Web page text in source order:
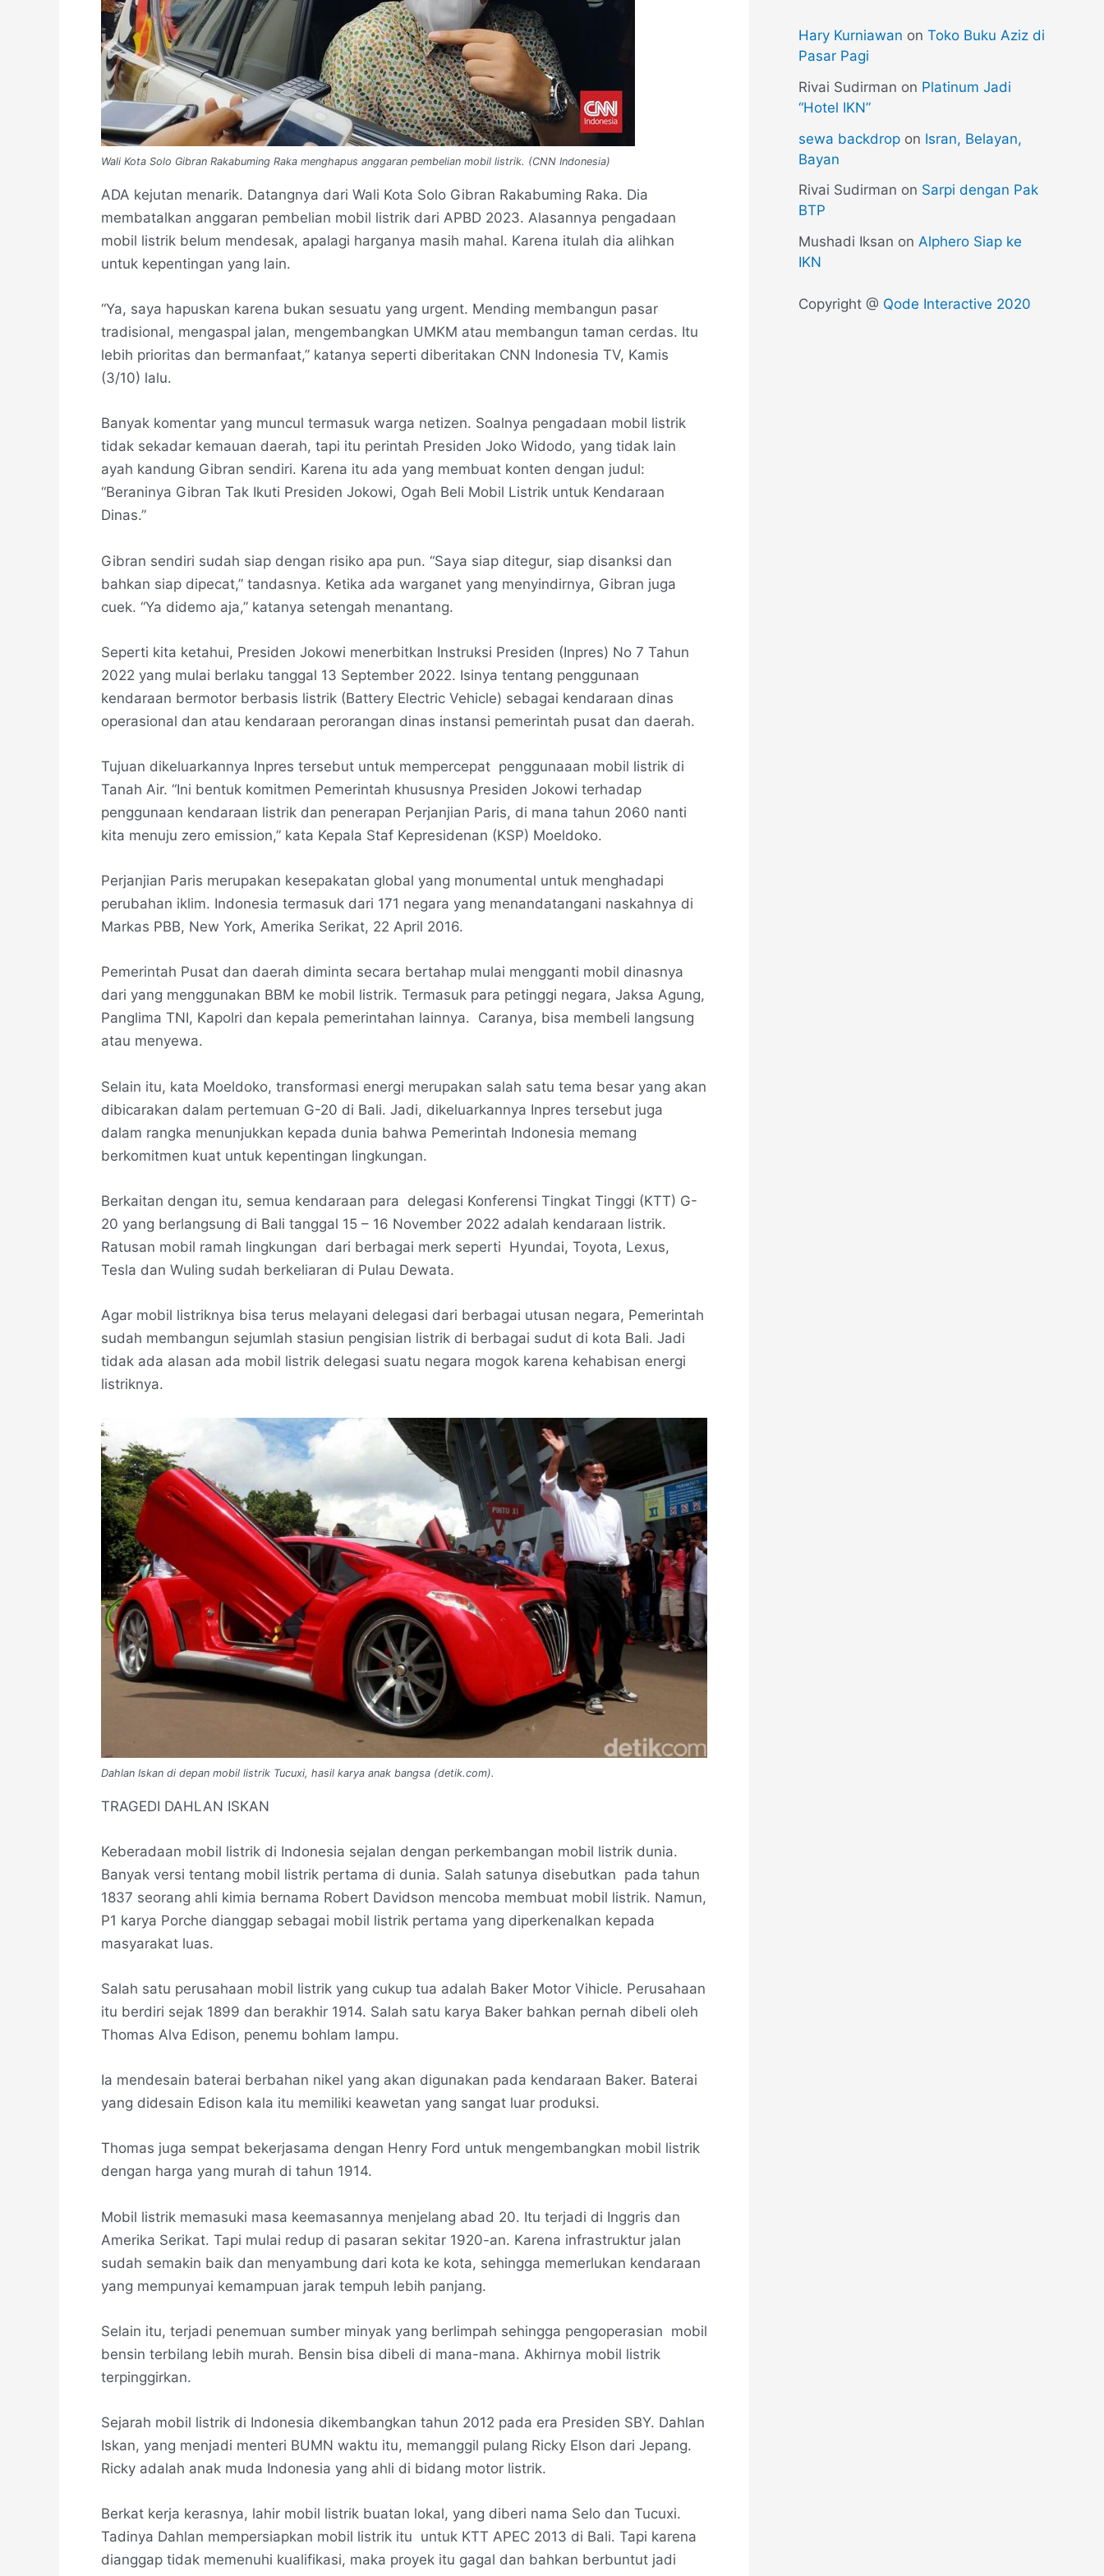
Wali Kota Solo Gibran Rakabuming Raka menghapus anggaran pembelian mobil listrik. (CNN Indonesia)
ADA kejutan menarik. Datangnya dari Wali Kota Solo Gibran Rakabuming Raka. Dia
membatalkan anggaran pembelian mobil listrik dari APBD 2023. Alasannya pengadaan
mobil listrik belum mendesak, apalagi harganya masih mahal. Karena itulah dia alihkan
untuk kepentingan yang lain.
“Ya, saya hapuskan karena bukan sesuatu yang urgent. Mending membangun pasar
tradisional, mengaspal jalan, mengembangkan UMKM atau membangun taman cerdas. Itu
lebih prioritas dan bermanfaat,” katanya seperti diberitakan CNN Indonesia TV, Kamis
(3/10) lalu.
Banyak komentar yang muncul termasuk warga netizen. Soalnya pengadaan mobil listrik
tidak sekadar kemauan daerah, tapi itu perintah Presiden Joko Widodo, yang tidak lain
ayah kandung Gibran sendiri. Karena itu ada yang membuat konten dengan judul:
“Beraninya Gibran Tak Ikuti Presiden Jokowi, Ogah Beli Mobil Listrik untuk Kendaraan
Dinas.”
Gibran sendiri sudah siap dengan risiko apa pun. “Saya siap ditegur, siap disanksi dan
bahkan siap dipecat,” tandasnya. Ketika ada warganet yang menyindirnya, Gibran juga
cuek. “Ya didemo aja,” katanya setengah menantang.
Seperti kita ketahui, Presiden Jokowi menerbitkan Instruksi Presiden (Inpres) No 7 Tahun
2022 yang mulai berlaku tanggal 13 September 2022. Isinya tentang penggunaan
kendaraan bermotor berbasis listrik (Battery Electric Vehicle) sebagai kendaraan dinas
operasional dan atau kendaraan perorangan dinas instansi pemerintah pusat dan daerah.
Tujuan dikeluarkannya Inpres tersebut untuk mempercepat penggunaaan mobil listrik di
Tanah Air. “Ini bentuk komitmen Pemerintah khususnya Presiden Jokowi terhadap
penggunaan kendaraan listrik dan penerapan Perjanjian Paris, di mana tahun 2060 nanti
kita menuju zero emission,” kata Kepala Staf Kepresidenan (KSP) Moeldoko.
Perjanjian Paris merupakan kesepakatan global yang monumental untuk menghadapi
perubahan iklim. Indonesia termasuk dari 171 negara yang menandatangani naskahnya di
Markas PBB, New York, Amerika Serikat, 22 April 2016.
Pemerintah Pusat dan daerah diminta secara bertahap mulai mengganti mobil dinasnya
dari yang menggunakan BBM ke mobil listrik. Termasuk para petinggi negara, Jaksa Agung,
Panglima TNI, Kapolri dan kepala pemerintahan lainnya. Caranya, bisa membeli langsung
atau menyewa.
Selain itu, kata Moeldoko, transformasi energi merupakan salah satu tema besar yang akan
dibicarakan dalam pertemuan G-20 di Bali. Jadi, dikeluarkannya Inpres tersebut juga
dalam rangka menunjukkan kepada dunia bahwa Pemerintah Indonesia memang
berkomitmen kuat untuk kepentingan lingkungan.
Berkaitan dengan itu, semua kendaraan para delegasi Konferensi Tingkat Tinggi (KTT) G-
20 yang berlangsung di Bali tanggal 15 – 16 November 2022 adalah kendaraan listrik.
Ratusan mobil ramah lingkungan dari berbagai merk seperti Hyundai, Toyota, Lexus,
Tesla dan Wuling sudah berkeliaran di Pulau Dewata.
Agar mobil listriknya bisa terus melayani delegasi dari berbagai utusan negara, Pemerintah
sudah membangun sejumlah stasiun pengisian listrik di berbagai sudut di kota Bali. Jadi
tidak ada alasan ada mobil listrik delegasi suatu negara mogok karena kehabisan energi
listriknya.
Dahlan Iskan di depan mobil listrik Tucuxi, hasil karya anak bangsa (detik.com).
TRAGEDI DAHLAN ISKAN
Keberadaan mobil listrik di Indonesia sejalan dengan perkembangan mobil listrik dunia.
Banyak versi tentang mobil listrik pertama di dunia. Salah satunya disebutkan pada tahun
1837 seorang ahli kimia bernama Robert Davidson mencoba membuat mobil listrik. Namun,
P1 karya Porche dianggap sebagai mobil listrik pertama yang diperkenalkan kepada
masyarakat luas.
Salah satu perusahaan mobil listrik yang cukup tua adalah Baker Motor Vihicle. Perusahaan
itu berdiri sejak 1899 dan berakhir 1914. Salah satu karya Baker bahkan pernah dibeli oleh
Thomas Alva Edison, penemu bohlam lampu.
Ia mendesain baterai berbahan nikel yang akan digunakan pada kendaraan Baker. Baterai
yang didesain Edison kala itu memiliki keawetan yang sangat luar produksi.
Thomas juga sempat bekerjasama dengan Henry Ford untuk mengembangkan mobil listrik
dengan harga yang murah di tahun 1914.
Mobil listrik memasuki masa keemasannya menjelang abad 20. Itu terjadi di Inggris dan
Amerika Serikat. Tapi mulai redup di pasaran sekitar 1920-an. Karena infrastruktur jalan
sudah semakin baik dan menyambung dari kota ke kota, sehingga memerlukan kendaraan
yang mempunyai kemampuan jarak tempuh lebih panjang.
Selain itu, terjadi penemuan sumber minyak yang berlimpah sehingga pengoperasian mobil
bensin terbilang lebih murah. Bensin bisa dibeli di mana-mana. Akhirnya mobil listrik
terpinggirkan.
Sejarah mobil listrik di Indonesia dikembangkan tahun 2012 pada era Presiden SBY. Dahlan
Iskan, yang menjadi menteri BUMN waktu itu, memanggil pulang Ricky Elson dari Jepang.
Ricky adalah anak muda Indonesia yang ahli di bidang motor listrik.
Berkat kerja kerasnya, lahir mobil listrik buatan lokal, yang diberi nama Selo dan Tucuxi.
Tadinya Dahlan mempersiapkan mobil listrik itu untuk KTT APEC 2013 di Bali. Tapi karena
dianggap tidak memenuhi kualifikasi, maka proyek itu gagal dan bahkan berbuntut jadi
Hary Kurniawan on Toko Buku Aziz di
Pasar Pagi
Rivai Sudirman on Platinum Jadi
“Hotel IKN”
sewa backdrop on Isran, Belayan,
Bayan
Rivai Sudirman on Sarpi dengan Pak
BTP
Mushadi Iksan on Alphero Siap ke
IKN
Copyright @ Qode Interactive 2020